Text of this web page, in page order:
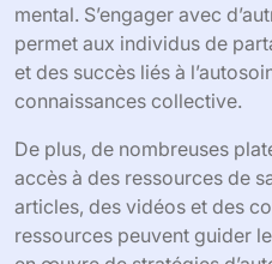
mental. S’engager avec
permet aux individus de
et des succès liés à
connaissances collective.
De plus, de nombreuses
accès à des ressources de
articles, des vidéos et des
ressources peuvent guider